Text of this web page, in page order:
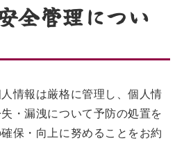
全管理につい
情報は厳格に管理し、個人情
・漏洩について予防の処置を
保・向上に努めることをお約